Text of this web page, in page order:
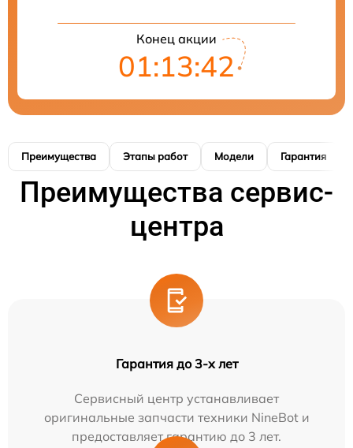
Конец акции
01:13:41
Преимущества Этапы работ Модели Гарантия
Преимущества сервис-
центра
Гарантия до 3-х лет
Сервисный центр устанавливает
оригинальные запчасти техники NineBot и
предоставляет гарантию до 3 лет.